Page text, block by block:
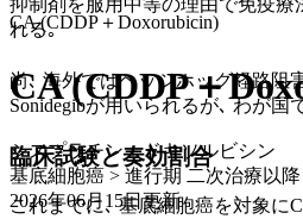
れる｡
尚､ 海外ではヘッジホッグ経路阻
Sonidegibが用いられるが､ わが国
臨床試験と奏効割合
これまでに､ 基底細胞癌を対象に
CA (CDDP＋Doxorubicin)
CA (CDDP＋
シスプラチン＋ドキソルビシン
基底細胞癌 > 進行期 二次治療以降
2026年06月15日更新